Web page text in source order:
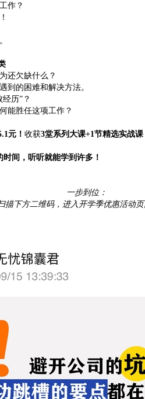
作？
还欠缺什么？
的困难和解决方法。
历”？
胜任这项工作？
元！ 收获3堂系列大课+1节精选实战课
间，听听就能学到许多！
一步到位：
下方二维码，进入开学季优惠活动页